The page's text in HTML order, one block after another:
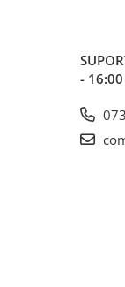
- 16:00